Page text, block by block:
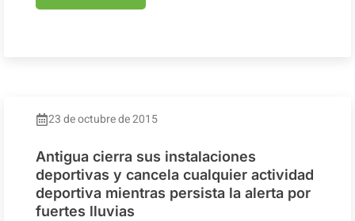
23 de octubre de 2015
Antigua cierra sus instalaciones
deportivas y cancela cualquier actividad
deportiva mientras persista la alerta por
fuertes lluvias